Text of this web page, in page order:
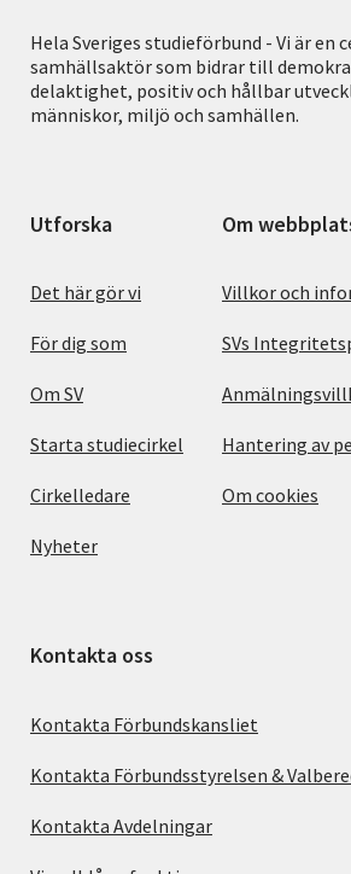
Hela Sveriges studieförbund - Vi är en
samhällsaktör som bidrar till
delaktighet, positiv och hållbar
människor, miljö och samhällen.
Utforska
Det här gör vi
För dig som
Om SV
Starta studiecirkel
Cirkelledare
Nyheter
Om
Villkor och
SVs
Hantering av
Om cookies
Kontakta oss
Kontakta Förbundskansliet
Kontakta Förbundsstyrelsen &
Kontakta Avdelningar